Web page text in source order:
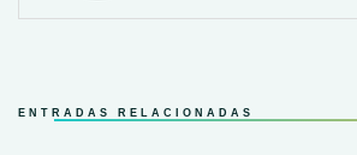
ENTRADAS RELACIONADAS